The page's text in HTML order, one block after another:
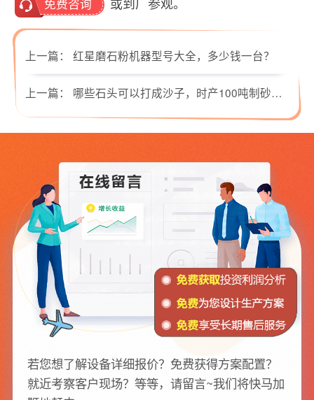
免费咨询
上一篇： 红星磨石粉机器型号大全，多少钱一台？
上一篇： 哪些石头可以打成沙子，时产100吨制砂生产线如何配置？
若您想了解设备详细报价？免费获得方案配置？
就近考察客户现场？等等，请留言~我们将快马加